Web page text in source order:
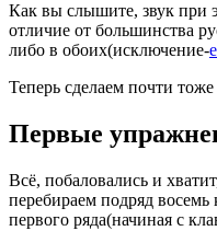
Как вы слышите, звук при
отличие от большинства
либо в обоих(исключение-
Теперь сделаем почти
Первые
Всё, побаловались и
перебираем подряд
первого ряда(начиная с